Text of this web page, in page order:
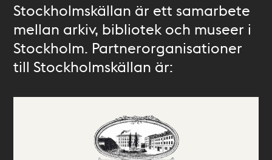
Stockholmskällan är ett samarbete
mellan arkiv, bibliotek och museer i
Stockholm. Partnerorganisationer
till Stockholmskällan är: